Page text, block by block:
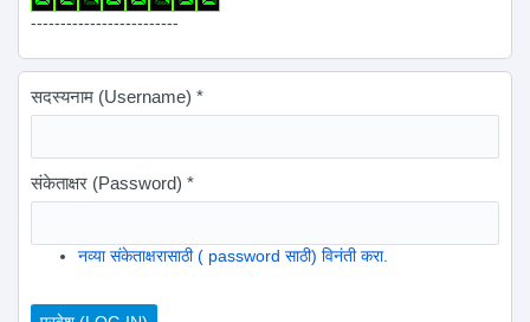
-------------------------
सदस्यनाम (Username) *
संकेताक्षर (Password) *
नव्या संकेताक्षरासाठी ( password साठी) विनंती करा.